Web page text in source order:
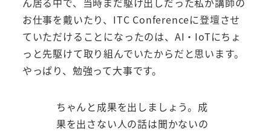
お仕事を戴いたり、ITC Conferenceに登壇させ
ていただけることになったのは、AI・IoTにちょ
っと先駆けて取り組んでいたからだと思います。
やっぱり、勉強って大事です。
ちゃんと成果を出しましょう。成
果を出さない人の話は聞かないの